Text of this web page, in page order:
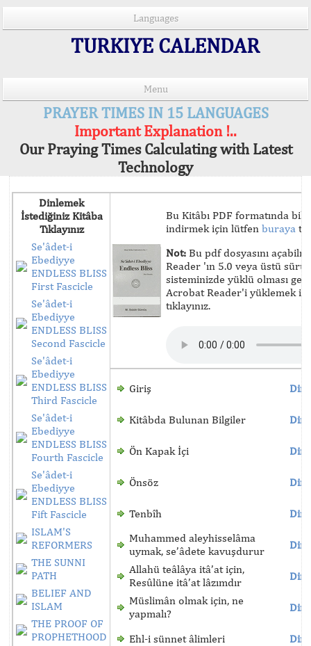
Languages
TURKIYE CALENDAR
Menu
PRAYER TIMES IN 15 LANGUAGES
Important Explanation !..
Our Praying Times Calculating with Latest
Technology
Dinlemek
İstediğiniz Kitâba
Tıklayınız
Se'âdet-i
Ebediyye
ENDLESS BLISS
First Fascicle
Se'âdet-i
Ebediyye
ENDLESS BLISS
Second Fascicle
Se'âdet-i
Ebediyye
ENDLESS BLISS
Third Fascicle
Se'âdet-i
Ebediyye
ENDLESS BLISS
Fourth Fascicle
Se'âdet-i
Ebediyye
ENDLESS BLISS
Fift Fascicle
ISLAM'S
REFORMERS
THE SUNNI
PATH
BELIEF AND
ISLAM
THE PROOF OF
PROPHETHOOD
Bu Kitâbı PDF formatında
indirmek için lütfen buraya
Not: Bu pdf dosyasını
Reader 'ın 5.0 veya üstü
sisteminizde yüklü olması
Acrobat Reader'i yüklemek
tıklayınız.
Giriş
Kitâbda Bulunan Bilgiler
Ön Kapak İçi
Önsöz
Tenbîh
Muhammed aleyhisselâma
uymak, se’âdete kavuşdurur
Allahü teâlâya itâ’at için,
Resûlüne itâ’at lâzımdır
Müslimân olmak için, ne
yapmalı?
Ehl-i sünnet âlimleri